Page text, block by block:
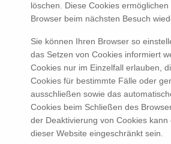
löschen. Diese Cookies
Browser beim nächsten Besuch
Sie können Ihren Browser so
das Setzen von Cookies informiert
Cookies nur im Einzelfall erlauben,
Cookies für bestimmte Fälle oder
ausschließen sowie das
Cookies beim Schließen des
der Deaktivierung von Cookies
dieser Website eingeschränkt sein.